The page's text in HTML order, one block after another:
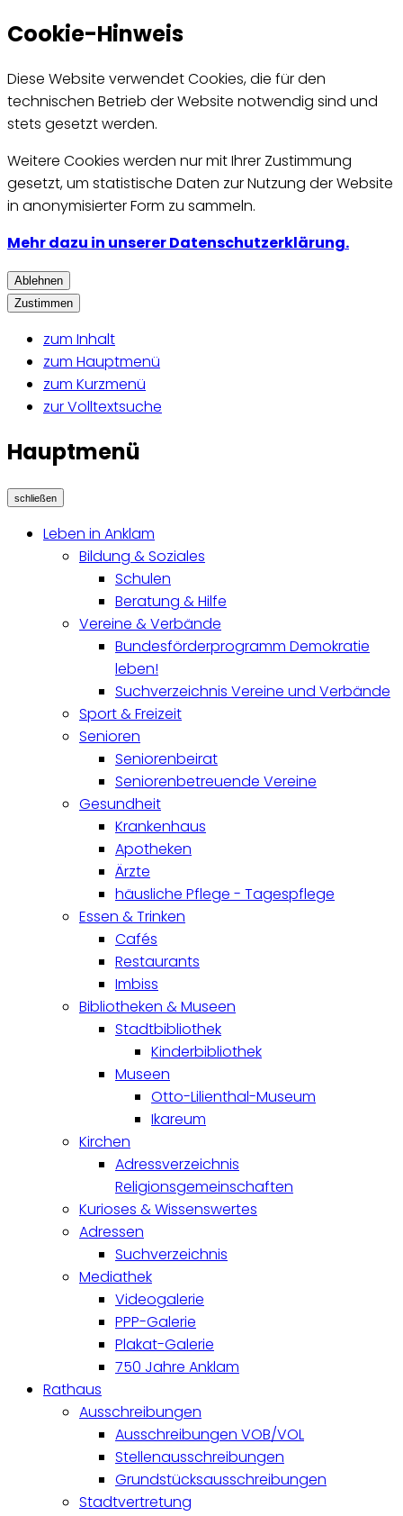
Cookie-Hinweis
Diese Website verwendet Cookies, die für den
technischen Betrieb der Website notwendig sind und
stets gesetzt werden.
Weitere Cookies werden nur mit Ihrer Zustimmung
gesetzt, um statistische Daten zur Nutzung der Website
in anonymisierter Form zu sammeln.
Mehr dazu in unserer Datenschutzerklärung.
Ablehnen
Zustimmen
zum Inhalt
zum Hauptmenü
zum Kurzmenü
zur Volltextsuche
Hauptmenü
schließen
Leben in Anklam
Bildung & Soziales
Schulen
Beratung & Hilfe
Vereine & Verbände
Bundesförderprogramm Demokratie
leben!
Suchverzeichnis Vereine und Verbände
Sport & Freizeit
Senioren
Seniorenbeirat
Seniorenbetreuende Vereine
Gesundheit
Krankenhaus
Apotheken
Ärzte
häusliche Pflege - Tagespflege
Essen & Trinken
Cafés
Restaurants
Imbiss
Bibliotheken & Museen
Stadtbibliothek
Kinderbibliothek
Museen
Otto-Lilienthal-Museum
Ikareum
Kirchen
Adressverzeichnis
Religionsgemeinschaften
Kurioses & Wissenswertes
Adressen
Suchverzeichnis
Mediathek
Videogalerie
PPP-Galerie
Plakat-Galerie
750 Jahre Anklam
Rathaus
Ausschreibungen
Ausschreibungen VOB/VOL
Stellenausschreibungen
Grundstücksausschreibungen
Stadtvertretung